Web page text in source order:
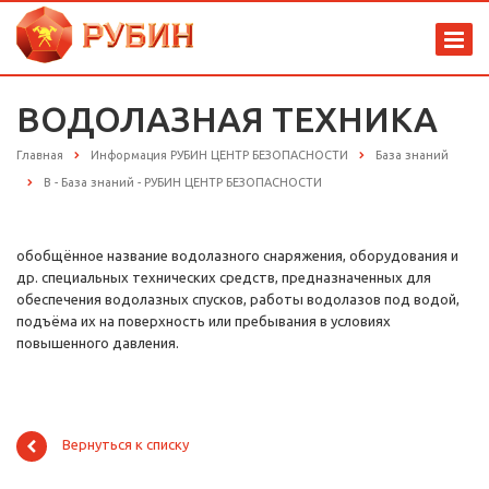
ВОДОЛАЗНАЯ ТЕХНИКА
Главная Информация РУБИН ЦЕНТР БЕЗОПАСНОСТИ База знаний
В - База знаний - РУБИН ЦЕНТР БЕЗОПАСНОСТИ
обобщённое название водолазного снаряжения, оборудования и
др. специальных технических средств, предназначенных для
обеспечения водолазных спусков, работы водолазов под водой,
подъёма их на поверхность или пребывания в условиях
повышенного давления.
Вернуться к списку